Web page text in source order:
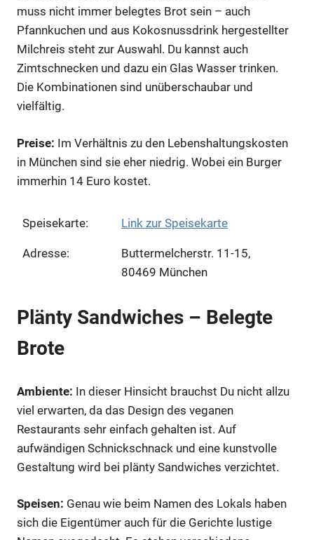
muss nicht immer belegtes Brot sein – auch
Pfannkuchen und aus Kokosnussdrink hergestellter
Milchreis steht zur Auswahl. Du kannst auch
Zimtschnecken und dazu ein Glas Wasser trinken.
Die Kombinationen sind unüberschaubar und
vielfältig.
Preise: Im Verhältnis zu den Lebenshaltungskosten
in München sind sie eher niedrig. Wobei ein Burger
immerhin 14 Euro kostet.
Speisekarte: Link zur Speisekarte
Adresse:
Buttermelcherstr. 11-15,
80469 München
Plänty Sandwiches – Belegte
Brote
Ambiente: In dieser Hinsicht brauchst Du nicht allzu
viel erwarten, da das Design des veganen
Restaurants sehr einfach gehalten ist. Auf
aufwändigen Schnickschnack und eine kunstvolle
Gestaltung wird bei plänty Sandwiches verzichtet.
Speisen: Genau wie beim Namen des Lokals haben
sich die Eigentümer auch für die Gerichte lustige